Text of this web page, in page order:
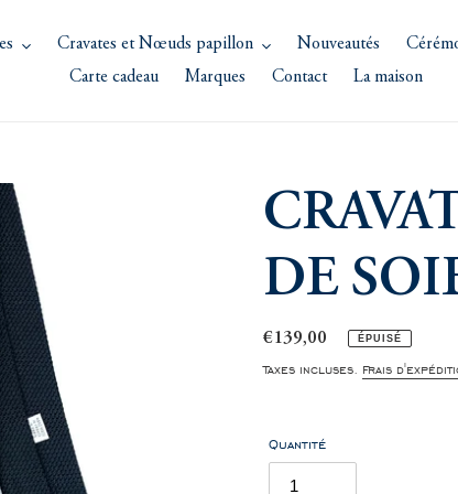
Cravates et Nœuds papillon Nouveautés
Carte cadeau
Marques Contact La maison
DE
Prix
normal
€139,00 ÉPUISÉ
Taxes incluses. Frais
Quantité